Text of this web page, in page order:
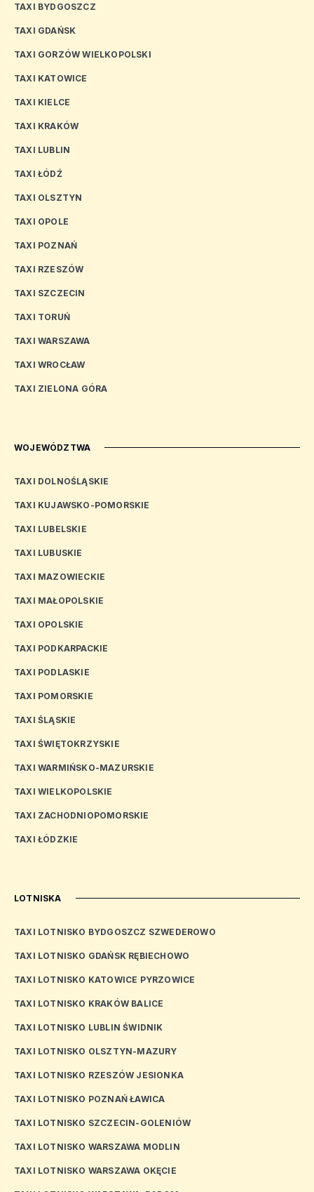
TAXI BYDGOSZCZ
TAXI GDAŃSK
TAXI GORZÓW WIELKOPOLSKI
TAXI KATOWICE
TAXI KIELCE
TAXI KRAKÓW
TAXI LUBLIN
TAXI ŁÓDŹ
TAXI OLSZTYN
TAXI OPOLE
TAXI POZNAŃ
TAXI RZESZÓW
TAXI SZCZECIN
TAXI TORUŃ
TAXI WARSZAWA
TAXI WROCŁAW
TAXI ZIELONA GÓRA
WOJEWÓDZTWA
TAXI DOLNOŚLĄSKIE
TAXI KUJAWSKO-POMORSKIE
TAXI LUBELSKIE
TAXI LUBUSKIE
TAXI MAZOWIECKIE
TAXI MAŁOPOLSKIE
TAXI OPOLSKIE
TAXI PODKARPACKIE
TAXI PODLASKIE
TAXI POMORSKIE
TAXI ŚLĄSKIE
TAXI ŚWIĘTOKRZYSKIE
TAXI WARMIŃSKO-MAZURSKIE
TAXI WIELKOPOLSKIE
TAXI ZACHODNIOPOMORSKIE
TAXI ŁÓDZKIE
LOTNISKA
TAXI LOTNISKO BYDGOSZCZ SZWEDEROWO
TAXI LOTNISKO GDAŃSK RĘBIECHOWO
TAXI LOTNISKO KATOWICE PYRZOWICE
TAXI LOTNISKO KRAKÓW BALICE
TAXI LOTNISKO LUBLIN ŚWIDNIK
TAXI LOTNISKO OLSZTYN-MAZURY
TAXI LOTNISKO RZESZÓW JESIONKA
TAXI LOTNISKO POZNAŃ ŁAWICA
TAXI LOTNISKO SZCZECIN-GOLENIÓW
TAXI LOTNISKO WARSZAWA MODLIN
TAXI LOTNISKO WARSZAWA OKĘCIE